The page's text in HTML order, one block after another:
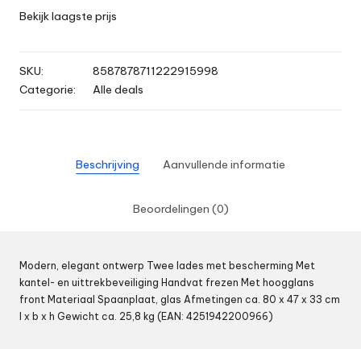
Bekijk laagste prijs
SKU:
8587878711222915998
Categorie:
Alle deals
Beschrijving Aanvullende informatie
Beoordelingen (0)
Modern, elegant ontwerp Twee lades met bescherming Met
kantel- en uittrekbeveiliging Handvat frezen Met hoogglans
front Materiaal Spaanplaat, glas Afmetingen ca. 80 x 47 x 33 cm
l x b x h Gewicht ca. 25,8 kg (EAN: 4251942200966)